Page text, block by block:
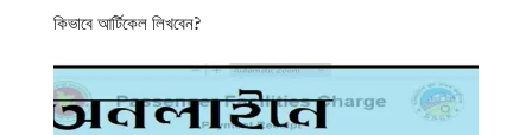
কিভাবে আর্টিকেল লিখবেন?